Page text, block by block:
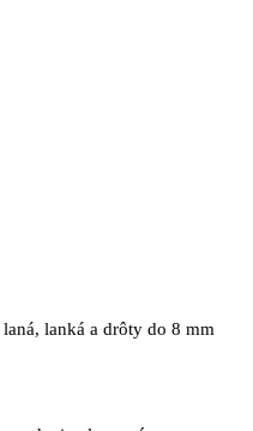
lanká a drôty do 8 mm